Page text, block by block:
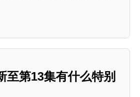
至第13集有什么特别